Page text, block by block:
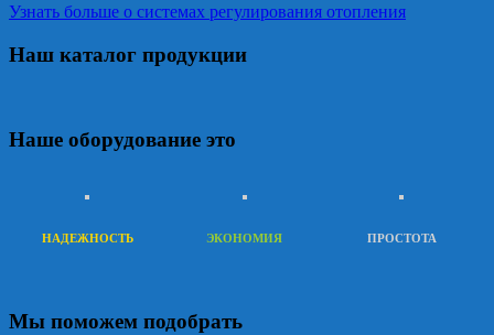
Узнать больше о системах регулирования отопления
Наш каталог продукции
Наше оборудование это
НАДЕЖНОСТЬ ЭКОНОМИЯ ПРОСТОТА
Мы поможем подобрать